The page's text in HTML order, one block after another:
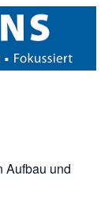
Aufbau und